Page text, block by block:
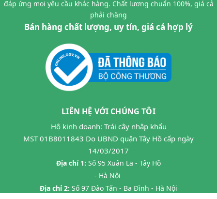
đáp ứng mọi yêu cầu khác hàng. Chất lượng chuẩn 100%, giá cả
phải chăng
Bán hàng chất lượng, uy tín, giá cả hợp lý
LIÊN HỆ VỚI CHÚNG TÔI
Hộ kinh doanh: Trái cây nhập khẩu
MST 01B8011843 Do UBND quận Tây Hồ cấp ngày
14/03/2017
Địa chỉ 1: Số 95 Xuân La - Tây Hồ
- Hà Nội
Địa chỉ 2: Số 97 Đào Tấn - Ba Đình - Hà Nội